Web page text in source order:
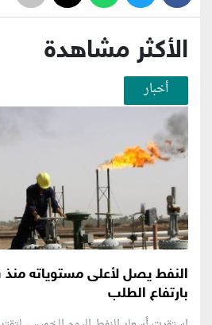
الأكثر مشاهدة
أخبار
النفط يصل لأعلى مستوياته
بارتفاع الطلب